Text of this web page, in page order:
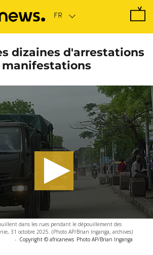
dizaines d'arrestations
manifestations
dans les rues pendant le dépouillement des
31 octobre 2025. (Photo AP/Brian Inganga, archives)
- Copyright © africanews Photo AP/Brian Inganga